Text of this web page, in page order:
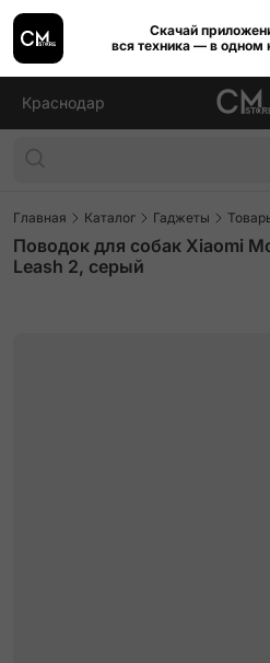
Скачай
вся техника — в одном
Краснодар
Главная Каталог Гаджеты
Поводок для собак Xiaomi
Leash 2, серый